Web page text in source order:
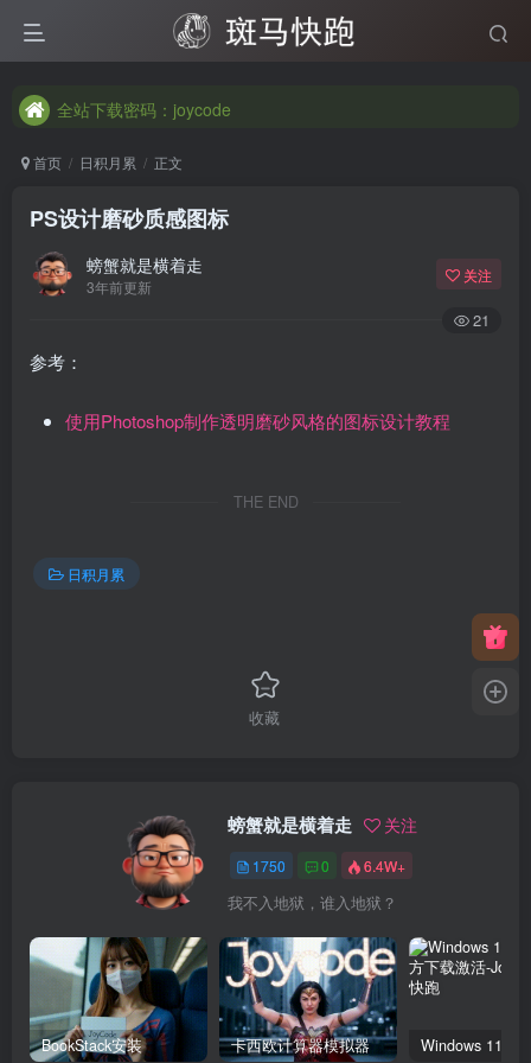
全站下载密码：joycode
全站下载密码：joycode
全站下载密码：joycode
首页 日积月累 正文
PS设计磨砂质感图标
螃蟹就是横着走
3年前更新
关注
21
参考：
使用Photoshop制作透明磨砂风格的图标设计教程
THE END
日积月累
收藏
螃蟹就是横着走 关注
1750 0 6.4W+
我不入地狱，谁入地狱？
BookStack安装 卡西欧计算器模拟器